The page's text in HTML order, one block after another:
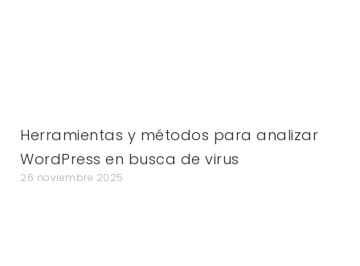
Herramientas y métodos para analizar
WordPress en busca de virus
26 noviembre 2025